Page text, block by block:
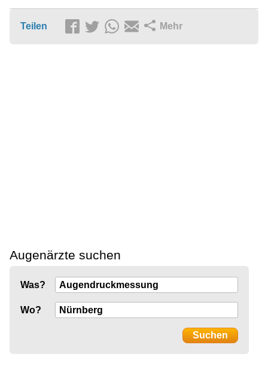
Teilen Mehr
Augenärzte suchen
Was?
Wo?